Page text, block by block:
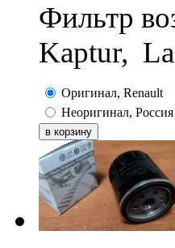
Фильтр
Kaptur,
Оригинал, Renault
Неоригинал, Россия